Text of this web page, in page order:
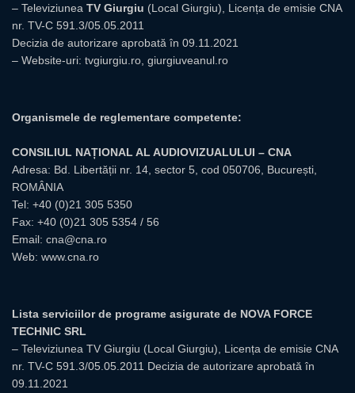
– Televiziunea TV Giurgiu (Local Giurgiu), Licența de emisie CNA
nr. TV-C 591.3/05.05.2011
Decizia de autorizare aprobată în 09.11.2021
– Website-uri: tvgiurgiu.ro giurgiuveanul.ro
Organismele de reglementare competente:
CONSILIUL NAȚIONAL AL AUDIOVIZUALULUI – CNA
Adresa: Bd. Libertății nr. 14, sector 5, cod 050706, București,
ROMÂNIA
Tel: +40 (0)21 305 5350
Fax: +40 (0)21 305 5354 / 56
Email: cna@cna.ro
Web: www.cna.ro
Lista serviciilor de programe asigurate de NOVA FORCE
TECHNIC SRL
– Televiziunea TV Giurgiu (Local Giurgiu), Licența de emisie CNA
nr. TV-C 591.3/05.05.2011 Decizia de autorizare aprobată în
09.11.2021